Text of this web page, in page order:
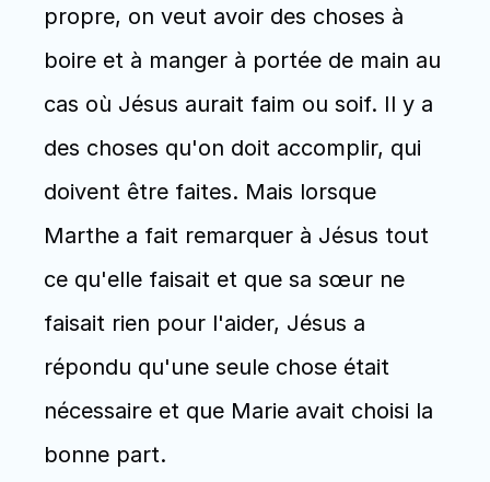
propre, on veut avoir des choses à
boire et à manger à portée de main au
cas où Jésus aurait faim ou soif. Il y a
des choses qu'on doit accomplir, qui
doivent être faites. Mais lorsque
Marthe a fait remarquer à Jésus tout
ce qu'elle faisait et que sa sœur ne
faisait rien pour l'aider, Jésus a
répondu qu'une seule chose était
nécessaire et que Marie avait choisi la
bonne part.